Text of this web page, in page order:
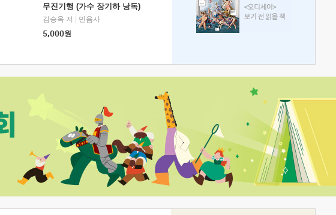
무진기행 (가수 장기하 낭독)
김승옥 저
민음사
5,000원